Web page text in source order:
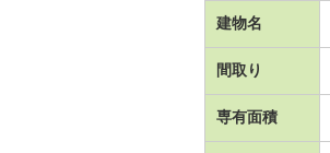
建物名
間取り
専有面積